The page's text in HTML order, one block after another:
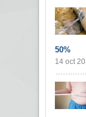
50%
14 oct